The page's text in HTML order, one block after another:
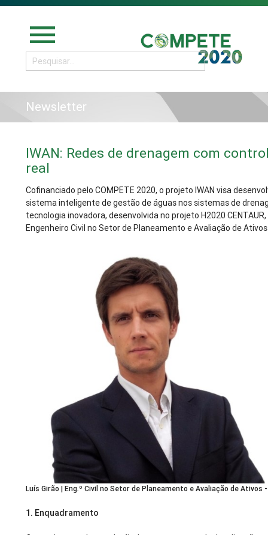
menu
Newsletter
IWAN: Redes de drenagem com
real
Cofinanciado pelo COMPETE 2020, o projeto IWAN visa
sistema inteligente de gestão de águas nos sistemas de
tecnologia inovadora, desenvolvida no projeto H2020 CENTAUR,
Engenheiro Civil no Setor de Planeamento e Avaliação de
Luís Girão | Eng.º Civil no Setor de Planeamento e Avaliação de Ativos
1. Enquadramento